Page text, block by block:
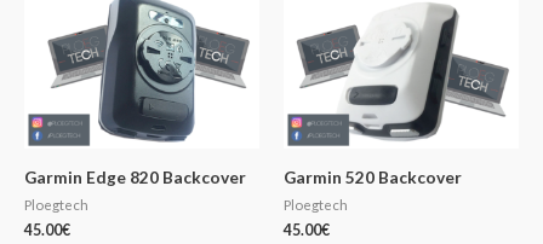
Garmin Edge 820 Backcover
Ploegtech
45.00€
Garmin 520 Backcover
Ploegtech
45.00€